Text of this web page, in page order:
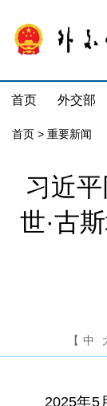
首页 外交部
首页 > 重要新闻
习近
世·古
【 中
2025年5